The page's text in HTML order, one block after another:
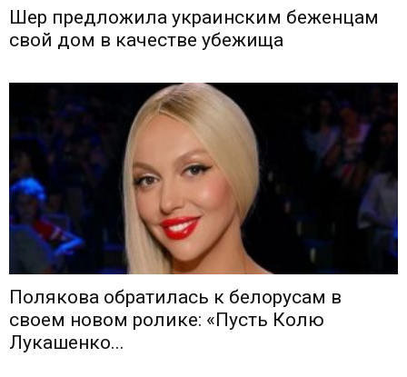
Шер предложила украинским беженцам
свой дом в качестве убежища
Полякова обратилась к белорусам в
своем новом ролике: «Пусть Колю
Лукашенко...